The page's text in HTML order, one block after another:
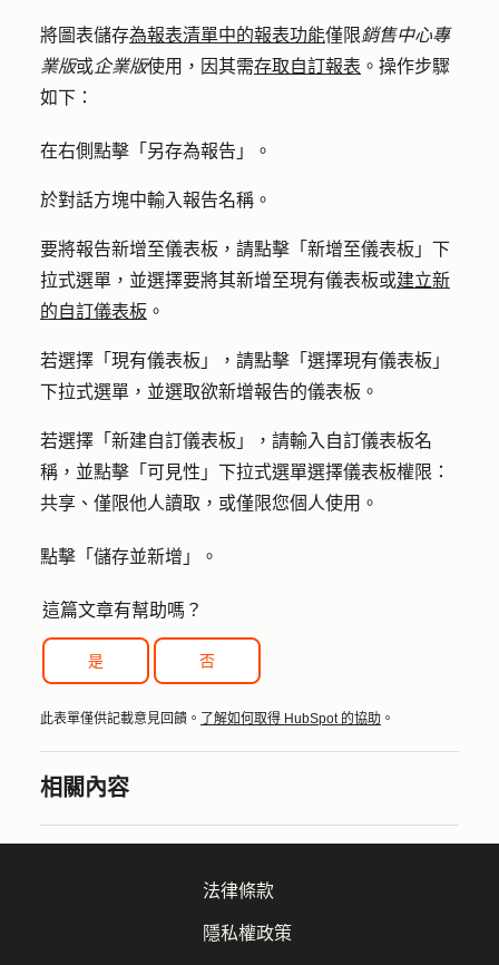
將圖表儲存為報表清單中的報表功能僅限銷售中心專
業版或企業版使用，因其需存取自訂報表 。操作步驟
如下：
在右側點擊「 另存為報告 」。
於對話方塊中輸入報告名稱 。
要將報告新增至儀表板，請點擊「 新增至儀表板 」下
拉式選單，並選擇要將其新增至現有儀表板或建立新
的自訂儀表板 。
若選擇 「現有儀表板 」，請點擊「 選擇現有儀表板 」
下拉式選單，並選取欲新增報告的儀表板。
若選擇 「新建自訂儀表板 」，請輸入自訂儀表板名
稱 ，並點擊「 可見性 」下拉式選單選擇儀表板權限：
共享、僅限他人讀取，或僅限您個人使用。
點擊「 儲存並新增 」。
這篇文章有幫助嗎？
是 否
此表單僅供記載意見回饋。 了解如何取得 HubSpot 的協助 。
相關內容
法律條款
隱私權政策